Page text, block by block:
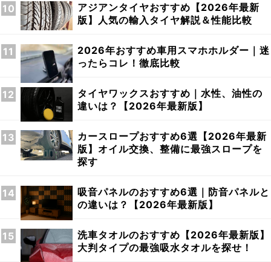
アジアンタイヤおすすめ【2026年最新
版】人気の輸入タイヤ解説＆性能比較
2026年おすすめ車用スマホホルダー｜迷
ったらコレ！徹底比較
タイヤワックスおすすめ｜水性、油性の
違いは？【2026年最新版】
カースロープおすすめ6選【2026年最新
版】オイル交換、整備に最強スロープを
探す
吸音パネルのおすすめ6選｜防音パネルと
の違いは？【2026年最新版】
洗車タオルのおすすめ【2026年最新版】
大判タイプの最強吸水タオルを探せ！